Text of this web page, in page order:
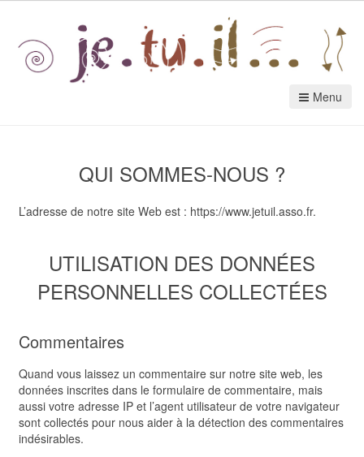
Menu
QUI SOMMES-NOUS ?
L’adresse de notre site Web est : https://www.jetuil.asso.fr.
UTILISATION DES DONNÉES
PERSONNELLES COLLECTÉES
Commentaires
Quand vous laissez un commentaire sur notre site web, les
données inscrites dans le formulaire de commentaire, mais
aussi votre adresse IP et l’agent utilisateur de votre navigateur
sont collectés pour nous aider à la détection des commentaires
indésirables.